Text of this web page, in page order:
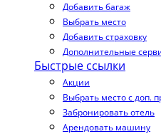
Добавить багаж
Выбрать место
Добавить страховку
Дополнительные
Быстрые ссылки
Акции
Выбрать место с доп.
Забронировать отель
Арендовать машину